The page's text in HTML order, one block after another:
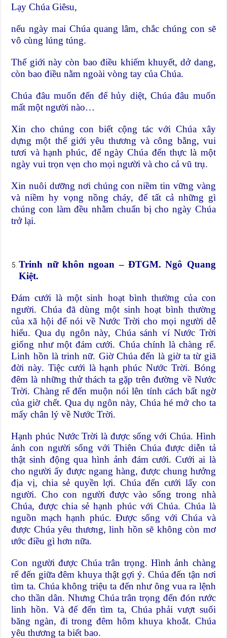
Lạy Chúa Giêsu,
nếu ngày mai Chúa quang lâm, chắc chúng con sẽ
vô cùng lúng túng.
Thế giới này còn bao điều khiếm khuyết, dở dang,
còn bao điều nằm ngoài vòng tay của Chúa.
Chúa đâu muốn đến để hủy diệt, Chúa đâu muốn
mất một người nào…
Xin cho chúng con biết cộng tác với Chúa xây
dựng một thế giới yêu thương và công bằng, vui
tươi và hạnh phúc, để ngày Chúa đến thực là một
ngày vui trọn vẹn cho mọi người và cho cả vũ trụ.
Xin nuôi dưỡng nơi chúng con niềm tin vững vàng
và niềm hy vọng nồng cháy, để tất cả những gì
chúng con làm đều nhằm chuẩn bị cho ngày Chúa
trở lại.
Trinh nữ khôn ngoan– ĐTGM. Ngô Quang
Kiệt.
Đám cưới là một sinh hoạt bình thường của con
người. Chúa đã dùng một sinh hoạt bình thường
của xã hội để nói về Nước Trời cho mọi người dễ
hiểu. Qua dụ ngôn này, Chúa sánh ví Nước Trời
giống như một đám cưới. Chúa chính là chàng rể.
Linh hồn là trinh nữ. Giờ Chúa đến là giờ ta từ giã
đời này. Tiệc cưới là hạnh phúc Nước Trời. Bóng
đêm là những thử thách ta gặp trên đường về Nước
Trời. Chàng rể đến muộn nói lên tính cách bất ngờ
của giờ chết. Qua dụ ngôn này, Chúa hé mở cho ta
mấy chân lý về Nước Trời.
Hạnh phúc Nước Trời là được sống với Chúa. Hình
ảnh con người sống với Thiên Chúa được diễn tả
thật sinh động qua hình ảnh đám cưới. Cưới ai là
cho người ấy được ngang hàng, được chung hưởng
địa vị, chia sẻ quyền lợi. Chúa đến cưới lấy con
người. Cho con người được vào sống trong nhà
Chúa, được chia sẻ hạnh phúc với Chúa. Chúa là
nguồn mạch hạnh phúc. Được sống với Chúa và
được Chúa yêu thương, linh hồn sẽ không còn mơ
ước điều gì hơn nữa.
Con người được Chúa trân trọng. Hình ảnh chàng
rể đến giữa đêm khuya thật gợi ý. Chúa đến tận nơi
tìm ta. Chúa không triệu ta đến như ông vua ra lệnh
cho thần dân. Nhưng Chúa trân trọng đến đón rước
linh hồn. Và để đến tìm ta, Chúa phải vượt suối
băng ngàn, đi trong đêm hôm khuya khoắt. Chúa
yêu thương ta biết bao.